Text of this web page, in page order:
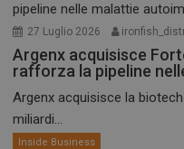
27 Luglio 2026
Argenx acquisisce
rafforza la pipeline
Argenx acquisisce la
miliardi...
Inside Business